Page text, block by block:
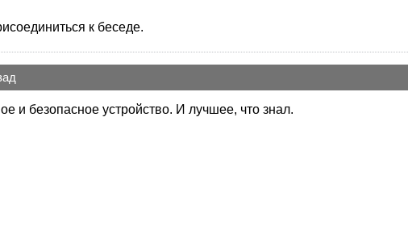
к беседе.
и безопасное устройство. И лучшее, что знал.